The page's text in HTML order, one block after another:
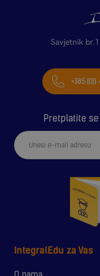
Savjetnik
+385
IntegralEdu za Vas
Pretplatite